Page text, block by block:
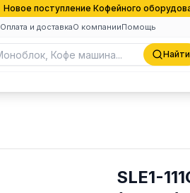
Новое поступление Кофейного
Оплата и доставкаО компанииПомощь
Найти
SLE1-